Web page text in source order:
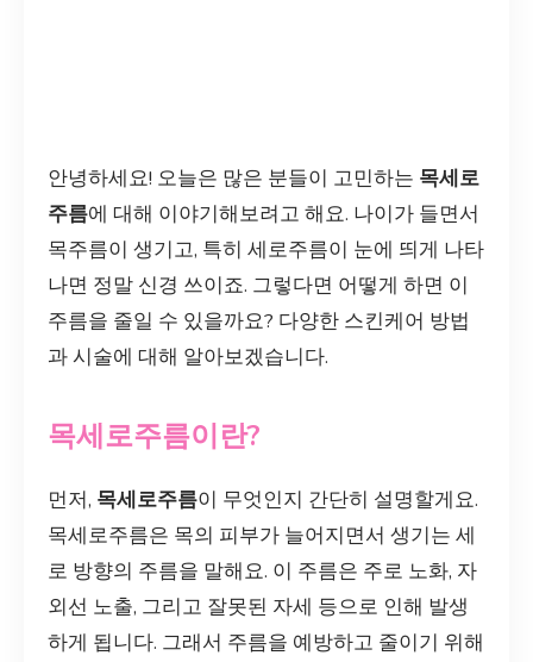
안녕하세요! 오늘은 많은 분들이 고민하는 목세로
주름에 대해 이야기해보려고 해요. 나이가 들면서
목주름이 생기고, 특히 세로주름이 눈에 띄게 나타
나면 정말 신경 쓰이죠. 그렇다면 어떻게 하면 이
주름을 줄일 수 있을까요? 다양한 스킨케어 방법
과 시술에 대해 알아보겠습니다.
목세로주름이란?
먼저, 목세로주름이 무엇인지 간단히 설명할게요.
목세로주름은 목의 피부가 늘어지면서 생기는 세
로 방향의 주름을 말해요. 이 주름은 주로 노화, 자
외선 노출, 그리고 잘못된 자세 등으로 인해 발생
하게 됩니다. 그래서 주름을 예방하고 줄이기 위해